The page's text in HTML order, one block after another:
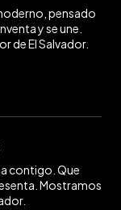
pensado
y se une.
de El Salvador.
contigo. Que
Mostramos